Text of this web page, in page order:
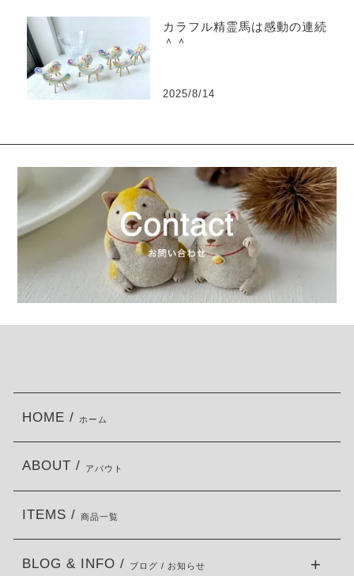
カラフル精霊馬は感動の連続
＾＾
2025/8/14
HOME / ホーム
ABOUT / アバウト
ITEMS / 商品一覧
BLOG & INFO / ブログ / お知らせ